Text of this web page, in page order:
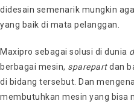
didesain semenarik mungkin
yang baik di mata pelanggan.
Maxipro sebagai solusi di dunia
berbagai mesin, sparepartdan
di bidang tersebut. Dan
membutuhkan mesin yang bisa